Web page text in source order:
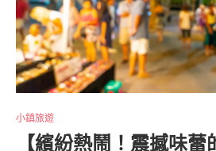
小鎮旅遊
【繽紛熱鬧！震撼味